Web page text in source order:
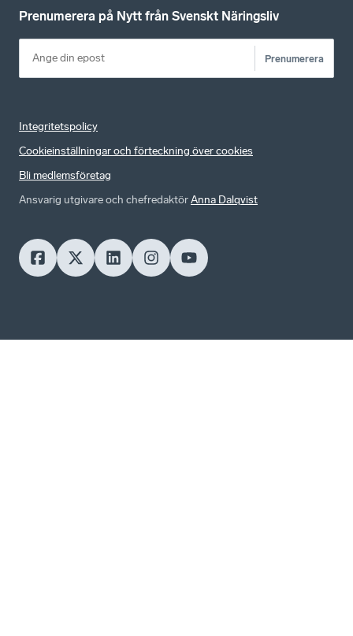
Prenumerera på Nytt från Svenskt Näringsliv
Prenumerera
Integritetspolicy
Cookieinställningar och förteckning över cookies
Bli medlemsföretag
Ansvarig utgivare och chefredaktörAnna Dalqvist